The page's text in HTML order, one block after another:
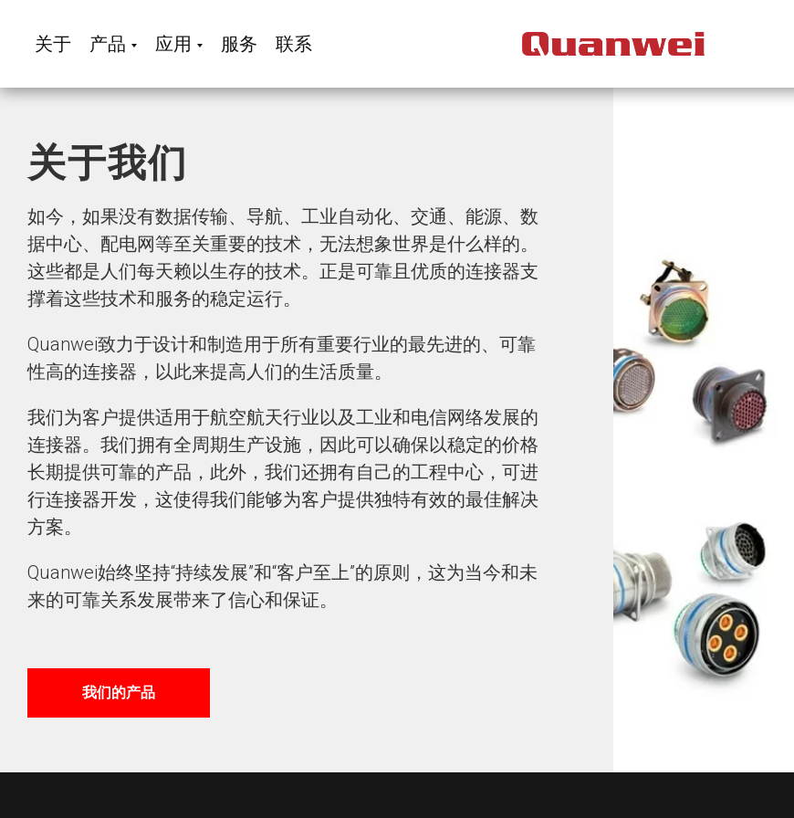
关于 产品 应用 服务 联系
关于我们
如今，如果没有数据传输、导航、工业自动化、交通、能源、数
据中心、配电网等至关重要的技术，无法想象世界是什么样的。
这些都是人们每天赖以生存的技术。正是可靠且优质的连接器支
撑着这些技术和服务的稳定运行。
Quanwei致力于设计和制造用于所有重要行业的最先进的、可靠
性高的连接器，以此来提高人们的生活质量。
我们为客户提供适用于航空航天行业以及工业和电信网络发展的
连接器。我们拥有全周期生产设施，因此可以确保以稳定的价格
长期提供可靠的产品，此外，我们还拥有自己的工程中心，可进
行连接器开发，这使得我们能够为客户提供独特有效的最佳解决
方案。
Quanwei始终坚持“持续发展”和“客户至上”的原则，这为当今和未
来的可靠关系发展带来了信心和保证。
我们的产品